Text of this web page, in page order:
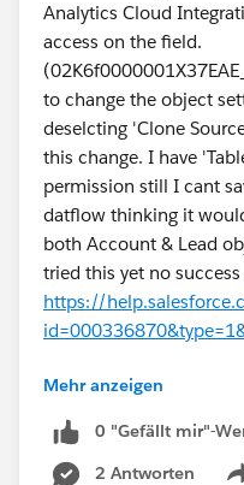
Analytics Cloud
access on the field.
to change the object
deselcting 'Clone
this change. I have
permission still I cant
datflow thinking it
both Account & Lead
tried this yet no success
https://
Please suggest.
Mehr anzeigen
0 "Gefällt mir"-
2 Antworten